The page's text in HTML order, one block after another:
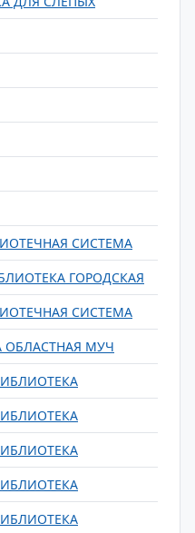
СИСТЕМА
ГОРОДСКАЯ
СИСТЕМА
МУЧ